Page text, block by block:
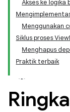
Akses ke logika
Menggunakan
Siklus proses
Menghapus
Praktik terbaik